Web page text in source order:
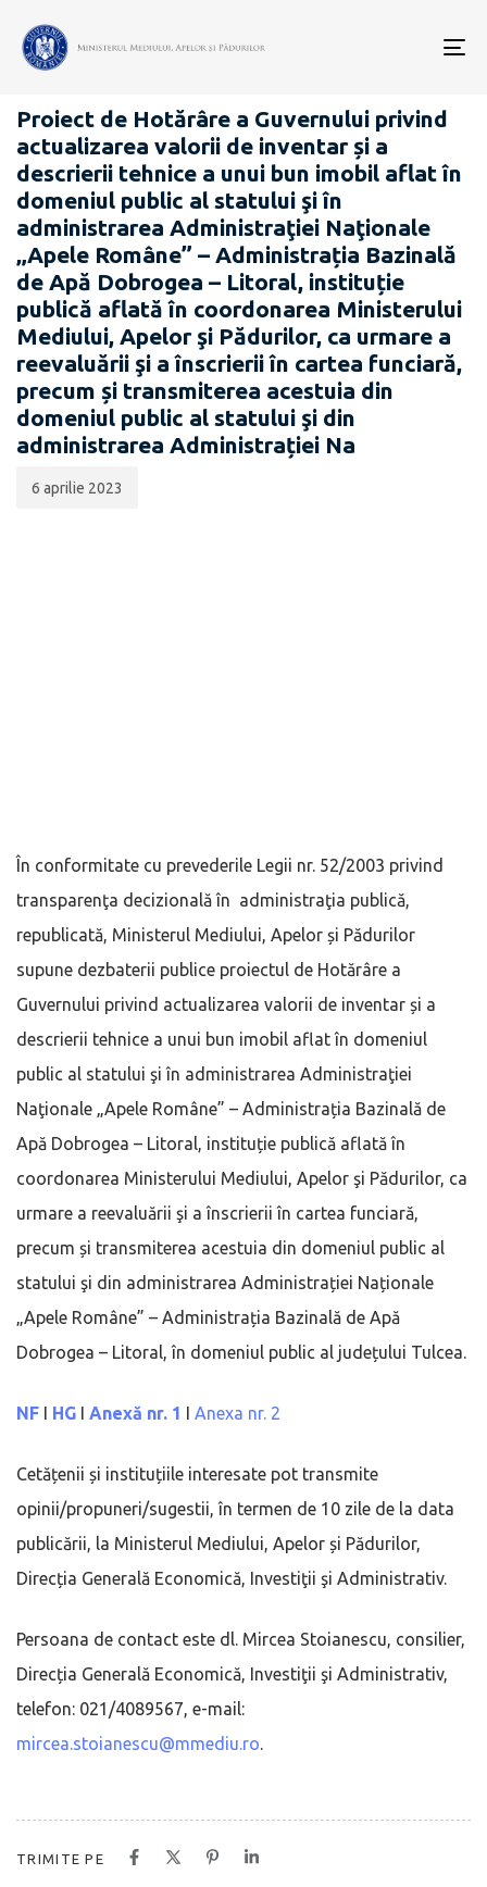
PROIECTE ACTE NORMATIVE
Proiect de Hotărâre a Guvernului privind
actualizarea valorii de inventar și a
descrierii tehnice a unui bun imobil aflat în
domeniul public al statului şi în
administrarea Administraţiei Naţionale
„Apele Române” – Administrația Bazinală
de Apă Dobrogea – Litoral, instituție
publică aflată în coordonarea Ministerului
Mediului, Apelor şi Pădurilor, ca urmare a
reevaluării şi a înscrierii în cartea funciară,
precum și transmiterea acestuia din
domeniul public al statului şi din
administrarea Administrației Na
publicării:
6 aprilie 2023
În conformitate cu prevederile Legii nr. 52/2003 privind
transparenţa decizională în administraţia publică,
republicată, Ministerul Mediului, Apelor și Pădurilor
supune dezbaterii publice proiectul de Hotărâre a
Guvernului privind actualizarea valorii de inventar și a
descrierii tehnice a unui bun imobil aflat în domeniul
public al statului şi în administrarea Administraţiei
Naţionale „Apele Române” – Administrația Bazinală de
Apă Dobrogea – Litoral, instituție publică aflată în
coordonarea Ministerului Mediului, Apelor şi Pădurilor, ca
urmare a reevaluării şi a înscrierii în cartea funciară,
precum și transmiterea acestuia din domeniul public al
statului şi din administrarea Administrației Naționale
„Apele Române” – Administrația Bazinală de Apă
Dobrogea – Litoral, în domeniul public al județului Tulcea.
NF I HG I Anexă nr. 1 I Anexa nr. 2
Cetățenii și instituțiile interesate pot transmite
opinii/propuneri/sugestii, în termen de 10 zile de la data
publicării, la Ministerul Mediului, Apelor și Pădurilor,
Direcția Generală Economică, Investiţii şi Administrativ.
Persoana de contact este dl. Mircea Stoianescu, consilier,
Direcția Generală Economică, Investiţii şi Administrativ,
telefon: 021/4089567, e-mail:
mircea.stoianescu@mmediu.ro.
TRIMITE PE